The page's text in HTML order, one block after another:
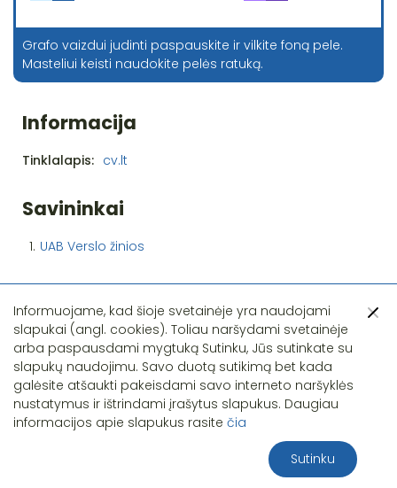
Grafo vaizdui judinti paspauskite ir vilkite foną pele.
Masteliui keisti naudokite pelės ratuką.
Informacija
Tinklalapis: cv.lt
Savininkai
1. UAB Verslo žinios
Pastebėjote klaidą?
Informuojame, kad šioje svetainėje yra naudojami
slapukai (angl. cookies). Toliau naršydami svetainėje
arba paspausdami mygtuką Sutinku, Jūs sutinkate su
slapukų naudojimu. Savo duotą sutikimą bet kada
galėsite atšaukti pakeisdami savo interneto naršyklės
nustatymus ir ištrindami įrašytus slapukus. Daugiau
informacijos apie slapukus rasite čia
Sutinku